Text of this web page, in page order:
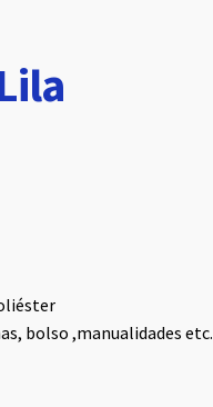
bolso ,manualidades etc.